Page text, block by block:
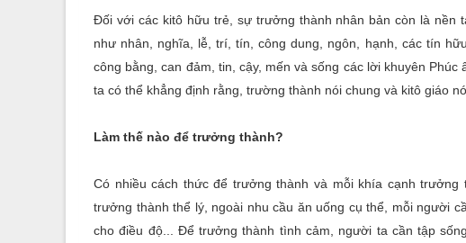
Đối với các kitô hữu trẻ, sự trưởng thành nhân bản còn là nền
như nhân, nghĩa, lễ, trí, tín, công dung, ngôn, hạnh, các tín
công bằng, can đảm, tin, cậy, mến và sống các lời khuyên
ta có thể khẳng định rằng, trường thành nói chung và kitô giáo
Làm thế nào để trưởng thành?
Có nhiều cách thức để trưởng thành và mỗi khía cạnh
trưởng thành thể lý, ngoài nhu cầu ăn uống cụ thể, mỗi người
cho điều độ... Để trưởng thành tình cảm, người ta cần tập